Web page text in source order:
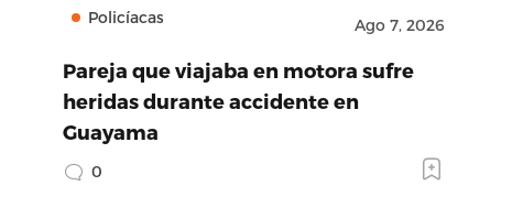
Policíacas Ago 7, 2026
Pareja que viajaba en motora sufre
heridas durante accidente en
Guayama
0